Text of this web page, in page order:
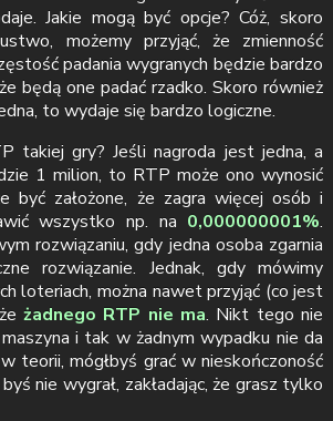
Jakie mogą być opcje? Cóż, skoro
możemy przyjąć, że zmienność
padania wygranych będzie bardzo
będą one padać rzadko. Skoro również
to wydaje się bardzo logiczne.
takiej gry? Jeśli nagroda jest jedna, a
1 milion, to RTP może ono wynosić
być założone, że zagra więcej osób i
wszystko np. na 0,000000001%.
rozwiązaniu, gdy jedna osoba zgarnia
rozwiązanie. Jednak, gdy mówimy
loteriach, można nawet przyjąć (co jest
żadnego RTP nie ma. Nikt tego nie
i tak w żadnym wypadku nie da
teorii, mógłbyś grać w nieskończoność
nie wygrał, zakładając, że grasz tylko